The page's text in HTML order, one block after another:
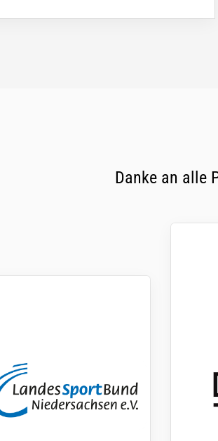
Danke an alle